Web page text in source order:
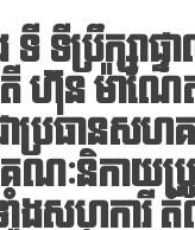
ទីប្រឹក្សាផ្ទ
ហ៊ុន ម៉ាណ
ជាប្រធានស
ណៈនិកាយប្
ាំងសហការី